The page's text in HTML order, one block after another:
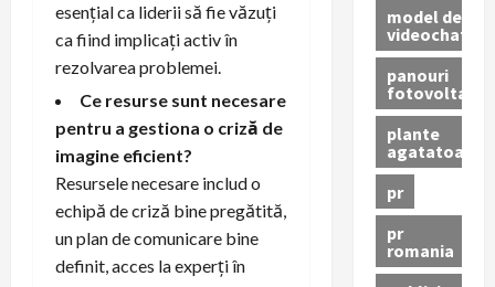
esențial ca liderii să fie văzuți
ca fiind implicați activ în
rezolvarea problemei.
Ce resurse sunt necesare
pentru a gestiona o criză de
imagine eficient?
Resursele necesare includ o
echipă de criză bine pregătită,
un plan de comunicare bine
definit, acces la experți în
model de
videochat
panouri
fotovoltaice
plante
agatatoare
pr
pr
romania